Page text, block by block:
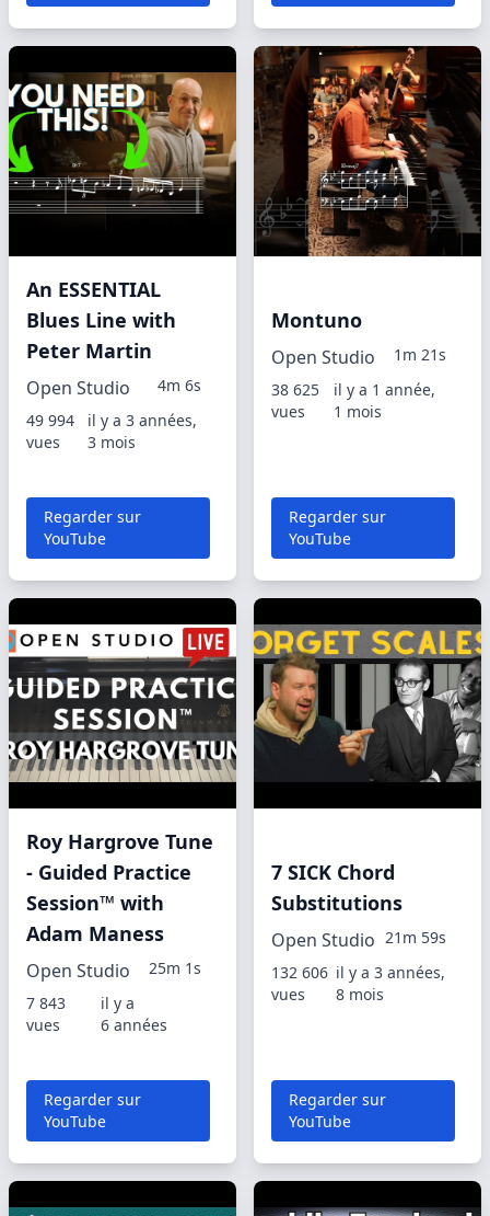
An ESSENTIAL
Blues Line with
Peter Martin
Open Studio
4m 6s
49 994
vues
il y a 3 années,
3 mois
Regarder sur
YouTube
Montuno
Open Studio
1m 21s
38 625
vues
il y a 1 année,
1 mois
Regarder sur
YouTube
Roy Hargrove Tune
- Guided Practice
Session™ with
Adam Maness
Open Studio
25m 1s
7 843
vues
il y a
6 années
Regarder sur
YouTube
7 SICK Chord
Substitutions
Open Studio 21m 59s
132 606
vues
il y a 3 années,
8 mois
Regarder sur
YouTube